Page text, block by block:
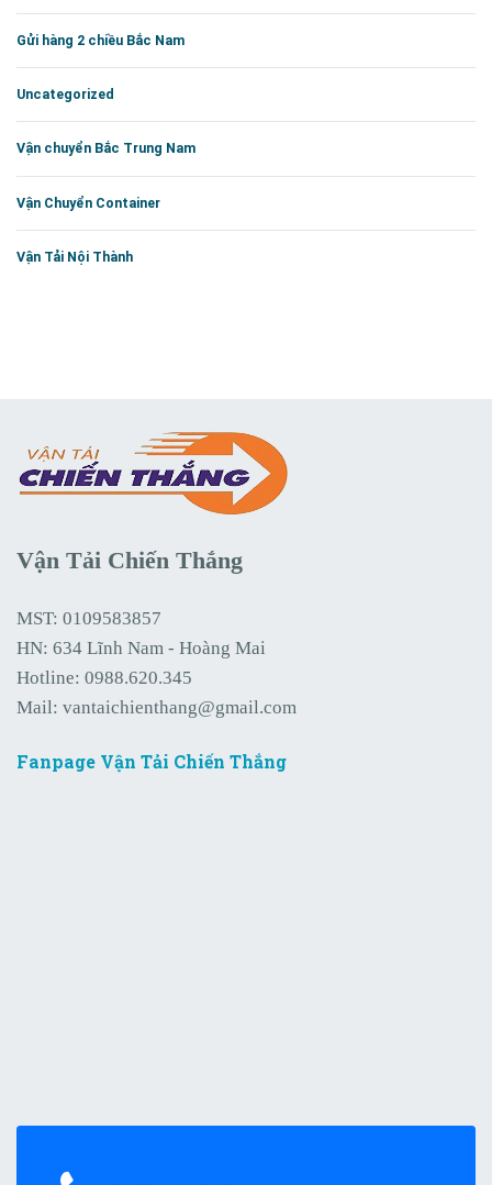
Gửi hàng 2 chiều Bắc Nam
Uncategorized
Vận chuyển Bắc Trung Nam
Vận Chuyển Container
Vận Tải Nội Thành
Vận Tải Chiến Thắng
MST: 0109583857
HN: 634 Lĩnh Nam - Hoàng Mai
Hotline: 0988.620.345
Mail: vantaichienthang@gmail.com
Fanpage Vận Tải Chiến Thắng